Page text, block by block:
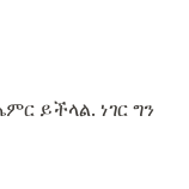
ይችላል. ነገር ግን